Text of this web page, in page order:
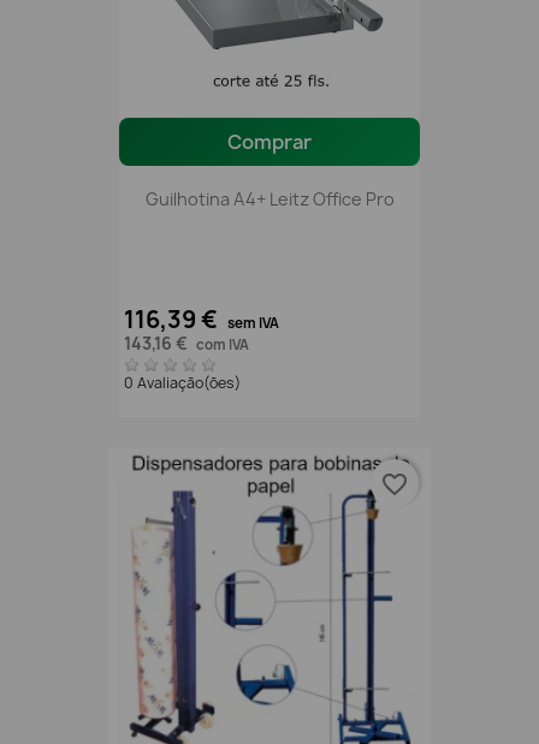
Comprar
Guilhotina A4+ Leitz Office Pro
116,39 € sem IVA
143,16 € com IVA
0 Avaliação(ões)
favorite_border